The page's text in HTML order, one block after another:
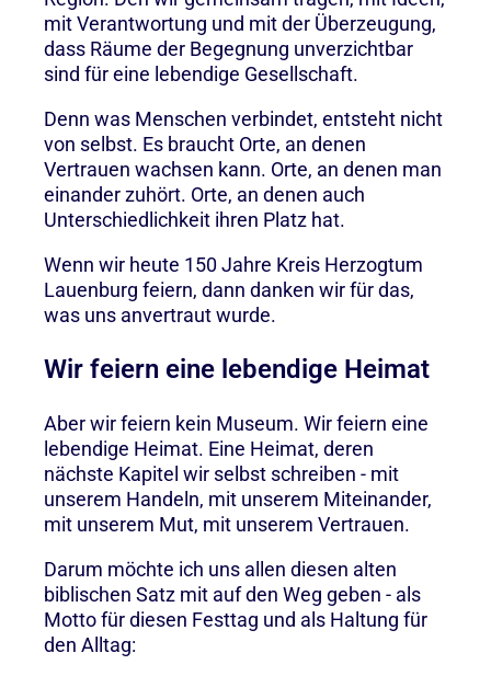
mit Verantwortung und mit der Überzeugung,
dass Räume der Begegnung unverzichtbar
sind für eine lebendige Gesellschaft.
Denn was Menschen verbindet, entsteht nicht
von selbst. Es braucht Orte, an denen
Vertrauen wachsen kann. Orte, an denen man
einander zuhört. Orte, an denen auch
Unterschiedlichkeit ihren Platz hat.
Wenn wir heute 150 Jahre Kreis Herzogtum
Lauenburg feiern, dann danken wir für das,
was uns anvertraut wurde.
Wir feiern eine lebendige Heimat
Aber wir feiern kein Museum. Wir feiern eine
lebendige Heimat. Eine Heimat, deren
nächste Kapitel wir selbst schreiben - mit
unserem Handeln, mit unserem Miteinander,
mit unserem Mut, mit unserem Vertrauen.
Darum möchte ich uns allen diesen alten
biblischen Satz mit auf den Weg geben - als
Motto für diesen Festtag und als Haltung für
den Alltag: